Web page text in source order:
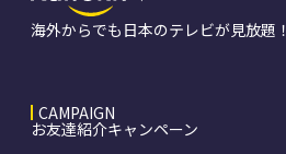
海外からでも日本のテレビが見放題！
CAMPAIGN
お友達紹介キャンペーン